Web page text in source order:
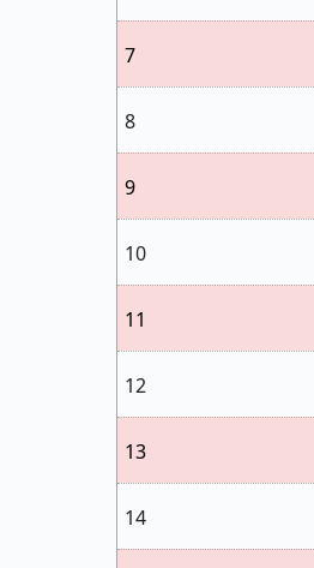
7
8
9
10
11
12
13
14